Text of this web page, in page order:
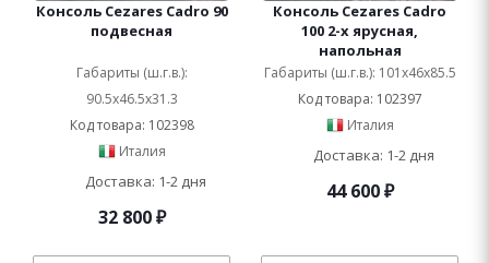
Консоль Cezares Cadro 90
подвесная
Габариты (ш.г.в.):
90.5x46.5x31.3
Код товара: 102398
Италия
Доставка: 1-2 дня
32 800₽
Консоль Cezares Cadro
100 2-х ярусная,
напольная
Габариты (ш.г.в.): 101x46x85.5
Код товара: 102397
Италия
Доставка: 1-2 дня
44 600₽